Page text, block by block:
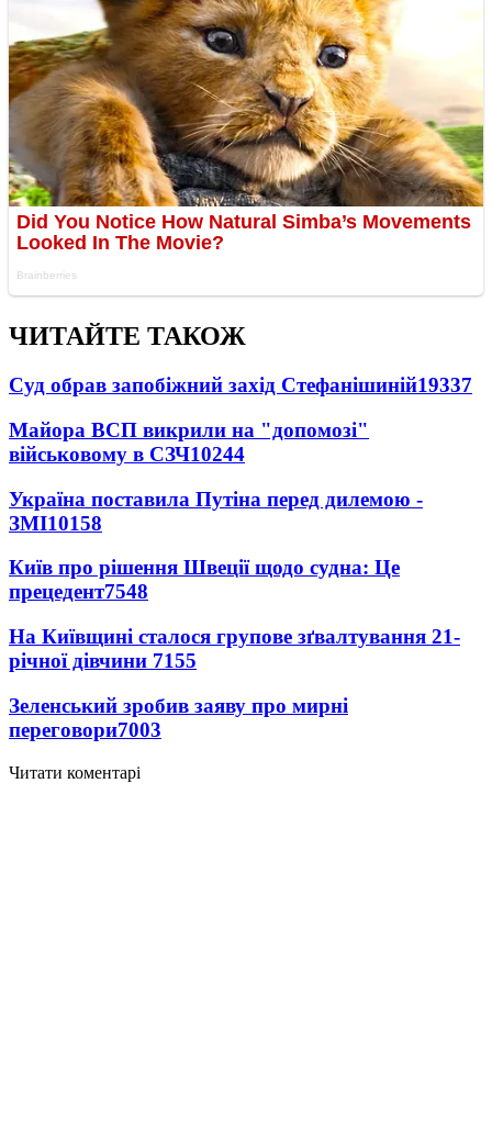
ЧИТАЙТЕ ТАКОЖ
Суд обрав запобіжний захід Стефанішиній19337
Майора ВСП викрили на "допомозі"
військовому в СЗЧ10244
Україна поставила Путіна перед дилемою -
ЗМІ10158
Київ про рішення Швеції щодо судна: Це
прецедент7548
На Київщині сталося групове зґвалтування 21-
річної дівчини 7155
Зеленський зробив заяву про мирні
переговори7003
Читати коментарі